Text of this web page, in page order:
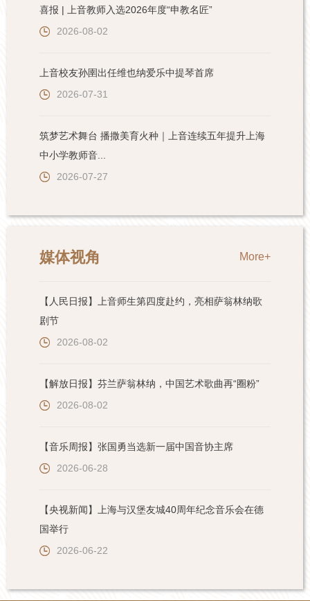
喜报 | 上音教师入选2026年度“申教名匠”
2026-08-02
上音校友孙圉出任维也纳爱乐中提琴首席
2026-07-31
筑梦艺术舞台 播撒美育火种｜上音连续五年提升上海
中小学教师音...
2026-07-27
媒体视角 More+
【人民日报】上音师生第四度赴约，亮相萨翁林纳歌
剧节
2026-08-02
【解放日报】芬兰萨翁林纳，中国艺术歌曲再“圈粉”
2026-08-02
【音乐周报】张国勇当选新一届中国音协主席
2026-06-28
【央视新闻】上海与汉堡友城40周年纪念音乐会在德
国举行
2026-06-22